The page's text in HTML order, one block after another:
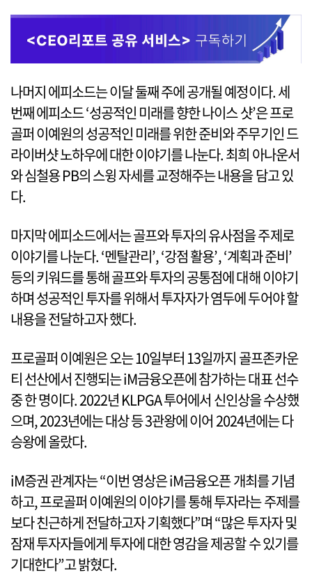
나머지 에피소드는 이달 둘째 주에 공개될 예정이다. 세
번째 에피소드 ‘성공적인 미래를 향한 나이스 샷’은 프로
골퍼 이예원의 성공적인 미래를 위한 준비와 주무기인 드
라이버샷 노하우에 대한 이야기를 나눈다. 최희 아나운서
와 심철용 PB의 스윙 자세를 교정해주는 내용을 담고 있
다.
마지막 에피소드에서는 골프와 투자의 유사점을 주제로
이야기를 나눈다. ‘멘탈관리’, ‘강점 활용’, ‘계획과 준비’
등의 키워드를 통해 골프와 투자의 공통점에 대해 이야기
하며 성공적인 투자를 위해서 투자자가 염두에 두어야 할
내용을 전달하고자 했다.
프로골퍼 이예원은 오는 10일부터 13일까지 골프존카운
티 선산에서 진행되는 iM금융오픈에 참가하는 대표 선수
중 한 명이다. 2022년 KLPGA 투어에서 신인상을 수상했
으며, 2023년에는 대상 등 3관왕에 이어 2024년에는 다
승왕에 올랐다.
iM증권 관계자는 “이번 영상은 iM금융오픈 개최를 기념
하고, 프로골퍼 이예원의 이야기를 통해 투자라는 주제를
보다 친근하게 전달하고자 기획했다”며 “많은 투자자 및
잠재 투자자들에게 투자에 대한 영감을 제공할 수 있기를
기대한다”고 밝혔다.